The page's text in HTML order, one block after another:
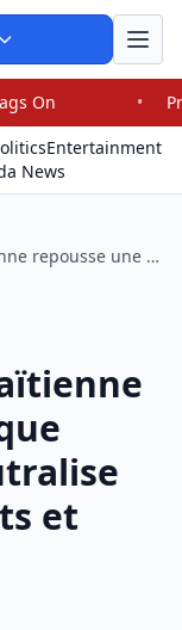
Sues
Entertainment
News
La Garde côtière haïtienne repousse une attaque armée en mer, neutralise plusieurs assaillants et sécurise un convoi commercial
et